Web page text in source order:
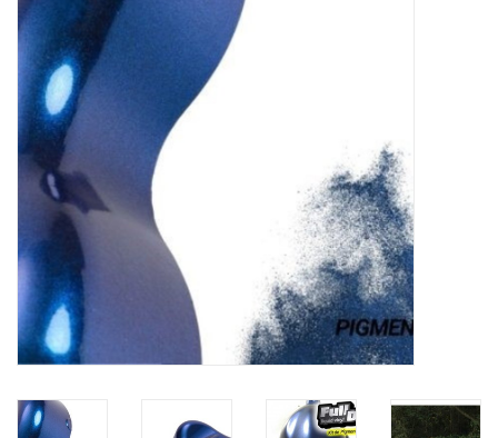
FullCarX® Detailing